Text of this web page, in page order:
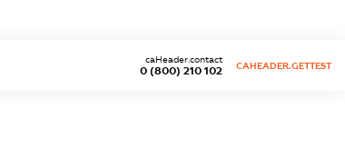
0 (800) 210 102
caHeader.contact
CAHEADER.GETTEST